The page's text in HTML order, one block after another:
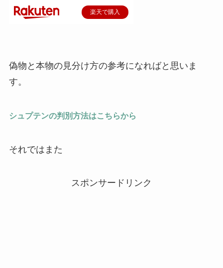
楽天で購入
偽物と本物の見分け方の参考になればと思いま
す。
シュプテンの判別方法はこちらから
それではまた
スポンサードリンク